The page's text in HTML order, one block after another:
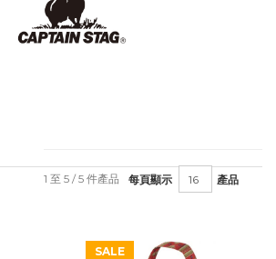
每頁顯示 產品
1 至 5 / 5 件產品
SALE